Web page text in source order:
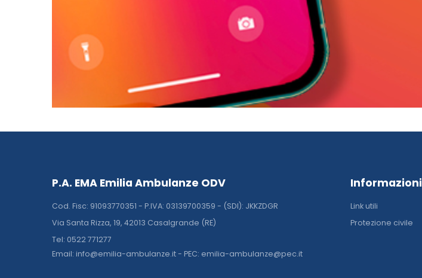
P.A. EMA Emilia Ambulanze ODV
Cod. Fisc: 91093770351 - P.IVA: 03139700359 - (SDI): JKKZDGR
Via Santa Rizza, 19, 42013 Casalgrande (RE)
Tel: 0522 771277
Email: info@emilia-ambulanze.it - PEC: emilia-ambulanze@pec.it
Informazioni
Link utili
Protezione civile